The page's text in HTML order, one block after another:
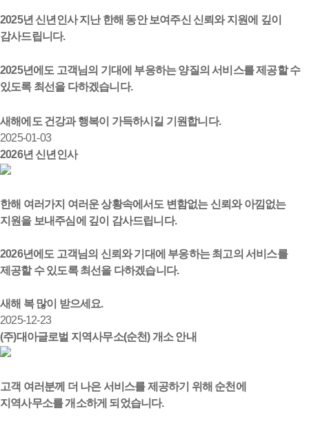
2025년 신년인사 지난 한해 동안 보여주신 신뢰와 지원에 깊이
감사드립니다.
2025년에도 고객님의 기대에 부응하는 양질의 서비스를 제공할 수
있도록 최선을 다하겠습니다.
새해에도 건강과 행복이 가득하시길 기원합니다.
2025-01-03
2026년 신년인사
한해 여러가지 여러운 상황속에서도 변함없는 신뢰와 아낌없는
지원을 보내주심에 깊이 감사드립니다.
2026년에도 고객님의 신뢰와 기대에 부응하는 최고의 서비스를
제공할 수 있도록 최선을 다하겠습니다.
새해 복 많이 받으세요.
2025-12-23
(주)대아글로벌 지역사무소(순천) 개소 안내
고객 여러분께 더 나은 서비스를 제공하기 위해 순천에
지역사무소를 개소하게 되었습니다.